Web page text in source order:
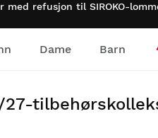
refusjon til SIROKO-
Dame Barn